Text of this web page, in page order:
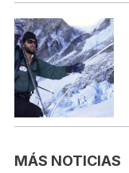
MÁS NOTICIAS